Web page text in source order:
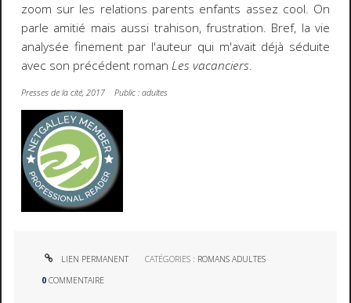
zoom sur les relations parents enfants assez cool. On
parle amitié mais aussi trahison, frustration. Bref, la vie
analysée finement par l'auteur qui m'avait déjà séduite
avec son précédent roman Les vacanciers.
Presses de la cité, 2017 Public : adultes
LIEN PERMANENT CATÉGORIES : ROMANS ADULTES
0 COMMENTAIRE